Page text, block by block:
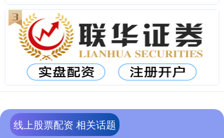
线上股票配资 相关话题